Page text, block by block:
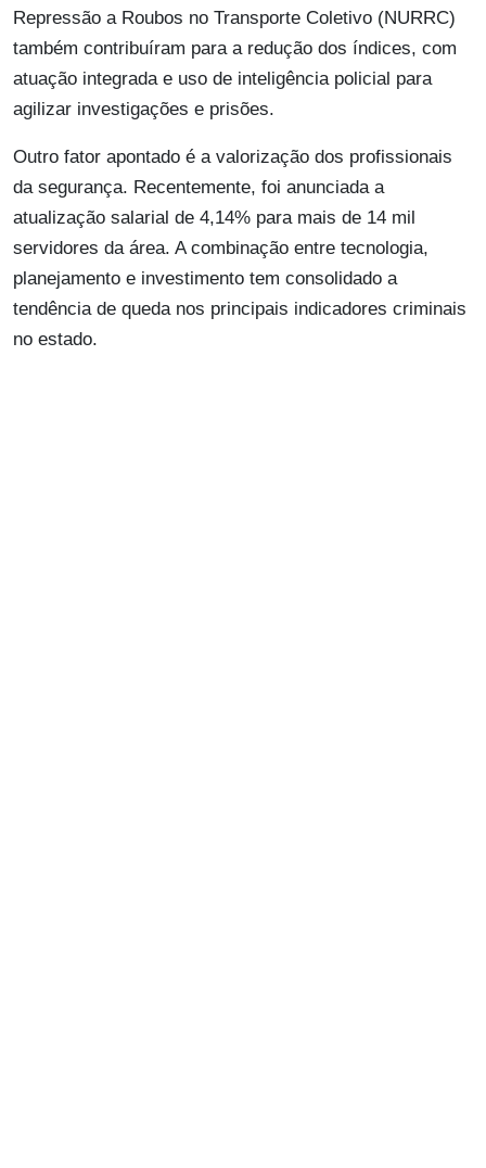
Repressão a Roubos no Transporte Coletivo (NURRC)
também contribuíram para a redução dos índices, com
atuação integrada e uso de inteligência policial para
agilizar investigações e prisões.
Outro fator apontado é a valorização dos profissionais
da segurança. Recentemente, foi anunciada a
atualização salarial de 4,14% para mais de 14 mil
servidores da área. A combinação entre tecnologia,
planejamento e investimento tem consolidado a
tendência de queda nos principais indicadores criminais
no estado.